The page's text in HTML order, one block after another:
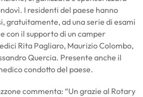
I residenti del paese hanno
gratuitamente, ad una serie di esami
con il supporto di un camper
Rita Pagliaro, Maurizio Colombo,
Quercia. Presente anche il
condotto del paese.
commenta: “Un grazie al Rotary